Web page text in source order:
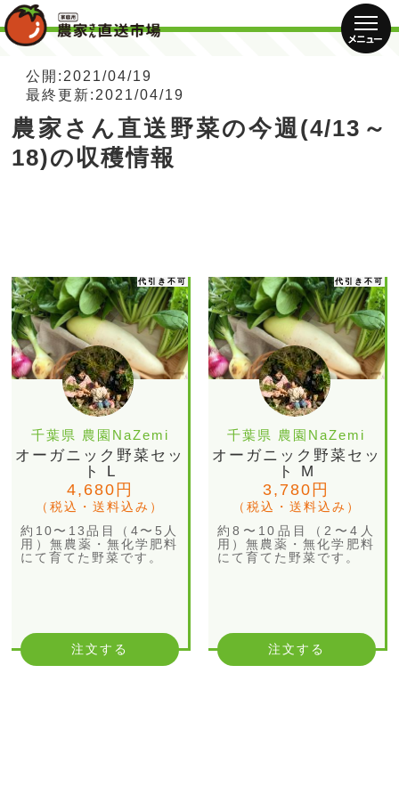
公開:2021/04/19
最終更新:2021/04/19
農家さん直送野菜の今週(4/13～
18)の収穫情報
代引き不可
千葉県 農園NaZemi
オーガニック野菜セッ
ト L
4,680円
（税込・送料込み）
約10〜13品目（4〜5人
用）無農薬・無化学肥料
にて育てた野菜です。
注文する
代引き不可
千葉県 農園NaZemi
オーガニック野菜セッ
ト M
3,780円
（税込・送料込み）
約8〜10品目（2〜4人
用）無農薬・無化学肥料
にて育てた野菜です。
注文する